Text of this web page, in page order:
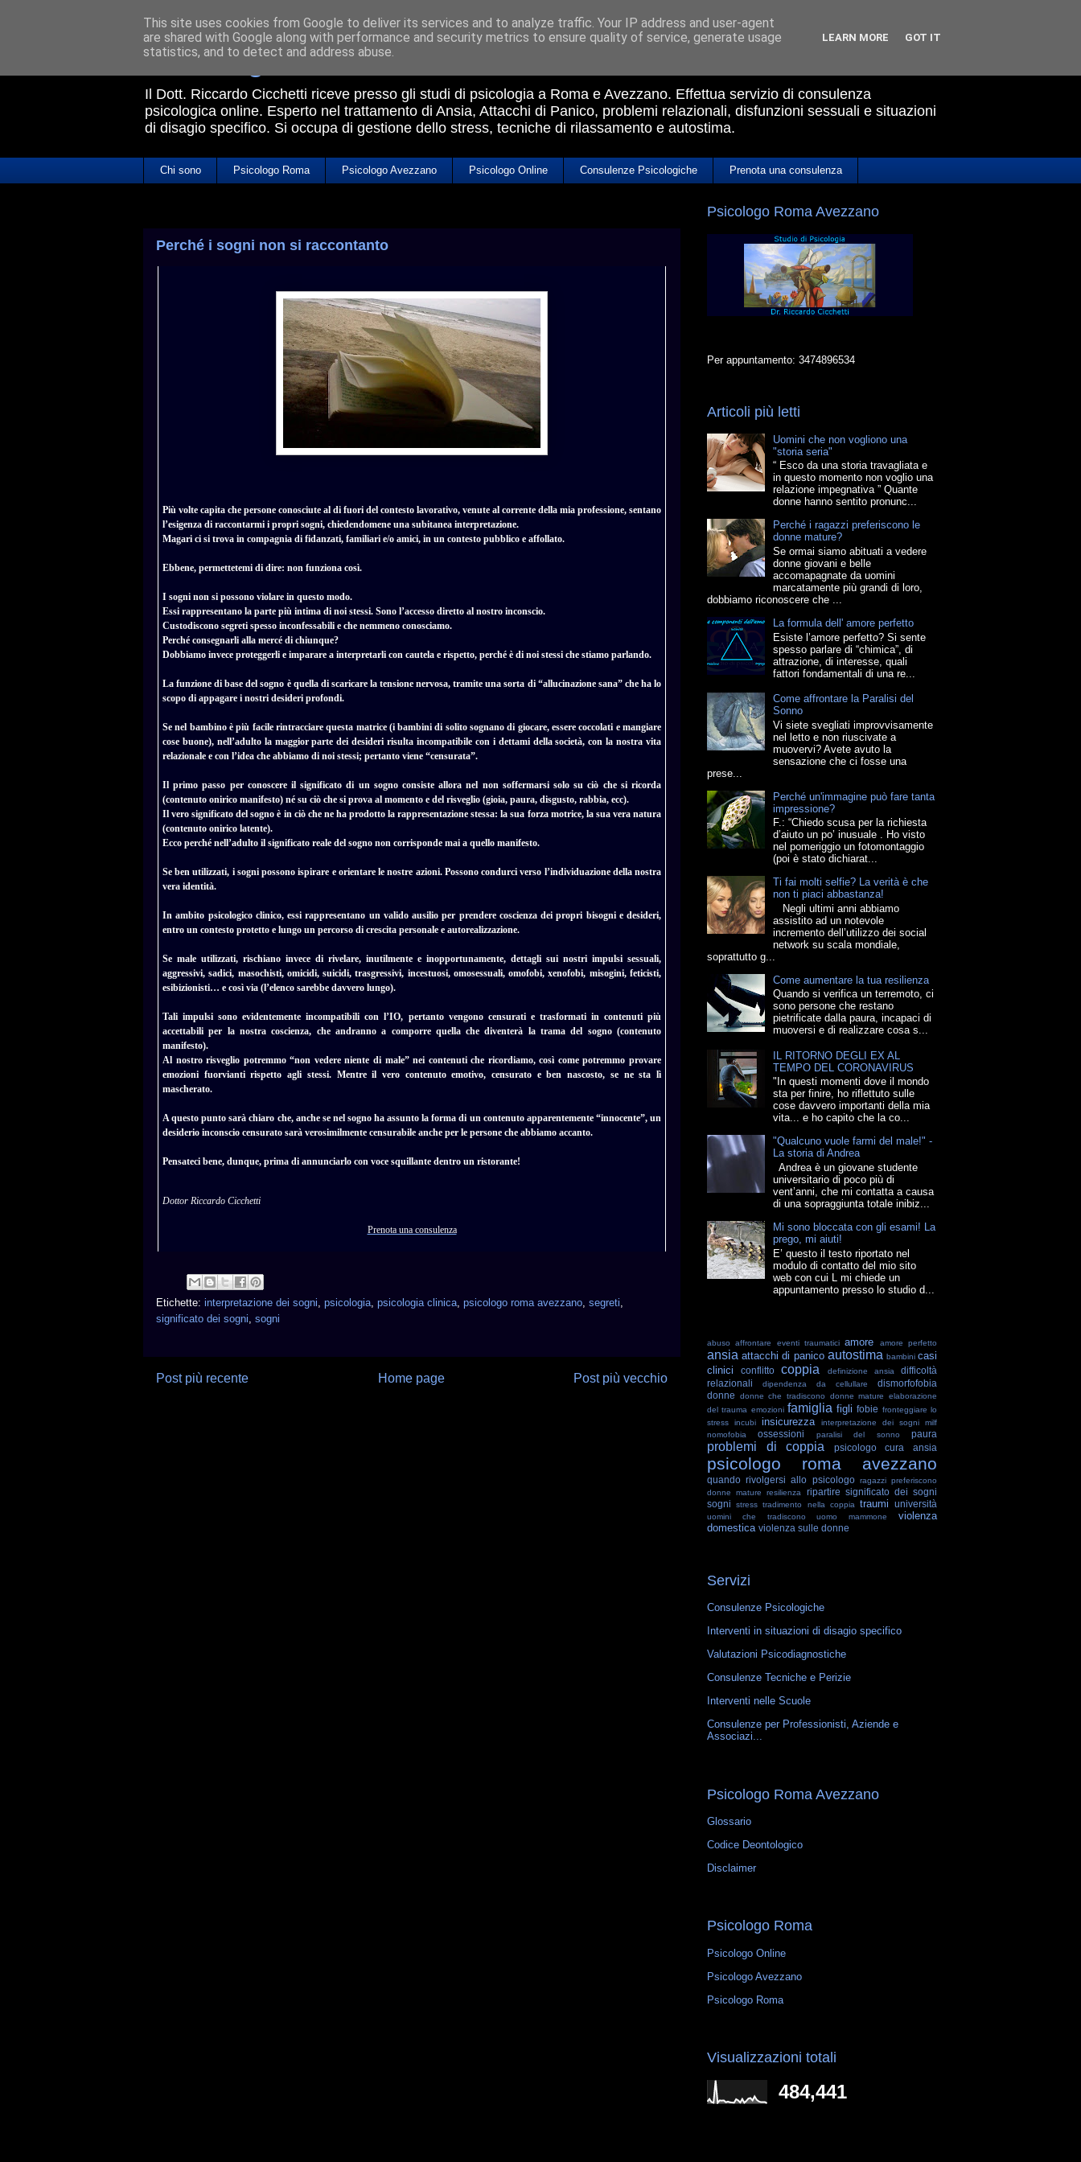
Psicologo Roma Avezzano
Il Dott. Riccardo Cicchetti riceve presso gli studi di psicologia a Roma e Avezzano. Effettua servizio di consulenza
psicologica online. Esperto nel trattamento di Ansia, Attacchi di Panico, problemi relazionali, disfunzioni sessuali e situazioni
di disagio specifico. Si occupa di gestione dello stress, tecniche di rilassamento e autostima.
Chi sono Psicologo Roma Psicologo Avezzano Psicologo Online Consulenze Psicologiche Prenota una consulenza
Perché i sogni non si raccontanto
Più volte capita che persone conosciute al di fuori del contesto lavorativo, venute al corrente della mia professione, sentano
l’esigenza di raccontarmi i propri sogni, chiedendomene una subitanea interpretazione.
Magari ci si trova in compagnia di fidanzati, familiari e/o amici, in un contesto pubblico e affollato.
Ebbene, permettetemi di dire: non funziona così.
I sogni non si possono violare in questo modo.
Essi rappresentano la parte più intima di noi stessi. Sono l’accesso diretto al nostro inconscio.
Custodiscono segreti spesso inconfessabili e che nemmeno conosciamo.
Perché consegnarli alla mercé di chiunque?
Dobbiamo invece proteggerli e imparare a interpretarli con cautela e rispetto, perché è di noi stessi che stiamo parlando.
La funzione di base del sogno è quella di scaricare la tensione nervosa, tramite una sorta di “allucinazione sana” che ha lo
scopo di appagare i nostri desideri profondi.
Se nel bambino è più facile rintracciare questa matrice (i bambini di solito sognano di giocare, essere coccolati e mangiare
cose buone), nell’adulto la maggior parte dei desideri risulta incompatibile con i dettami della società, con la nostra vita
relazionale e con l’idea che abbiamo di noi stessi; pertanto viene “censurata”.
Il primo passo per conoscere il significato di un sogno consiste allora nel non soffermarsi solo su ciò che si ricorda
(contenuto onirico manifesto) né su ciò che si prova al momento e del risveglio (gioia, paura, disgusto, rabbia, ecc).
Il vero significato del sogno è in ciò che ne ha prodotto la rappresentazione stessa: la sua forza motrice, la sua vera natura
(contenuto onirico latente).
Ecco perché nell’adulto il significato reale del sogno non corrisponde mai a quello manifesto.
Se ben utilizzati, i sogni possono ispirare e orientare le nostre azioni. Possono condurci verso l’individuazione della nostra
vera identità.
In ambito psicologico clinico, essi rappresentano un valido ausilio per prendere coscienza dei propri bisogni e desideri,
entro un contesto protetto e lungo un percorso di crescita personale e autorealizzazione.
Se male utilizzati, rischiano invece di rivelare, inutilmente e inopportunamente, dettagli sui nostri impulsi sessuali,
aggressivi, sadici, masochisti, omicidi, suicidi, trasgressivi, incestuosi, omosessuali, omofobi, xenofobi, misogini, feticisti,
esibizionisti… e così via (l’elenco sarebbe davvero lungo).
Tali impulsi sono evidentemente incompatibili con l’IO, pertanto vengono censurati e trasformati in contenuti più
accettabili per la nostra coscienza, che andranno a comporre quella che diventerà la trama del sogno (contenuto
manifesto).
Al nostro risveglio potremmo “non vedere niente di male” nei contenuti che ricordiamo, così come potremmo provare
emozioni fuorvianti rispetto agli stessi. Mentre il vero contenuto emotivo, censurato e ben nascosto, se ne sta lì
mascherato.
A questo punto sarà chiaro che, anche se nel sogno ha assunto la forma di un contenuto apparentemente “innocente”, un
desiderio inconscio censurato sarà verosimilmente censurabile anche per le persone che abbiamo accanto.
Pensateci bene, dunque, prima di annunciarlo con voce squillante dentro un ristorante!
Dottor Riccardo Cicchetti
Prenota una consulenza
Etichette: interpretazione dei sogni psicologia psicologia clinica psicologo roma avezzano segreti
significato dei sogni sogni
Post più recente Post più vecchio
Home page
Psicologo Roma Avezzano
Per appuntamento: 3474896534
Articoli più letti
Uomini che non vogliono una
"storia seria"
“ Esco da una storia travagliata e
in questo momento non voglio una
relazione impegnativa ” Quante
donne hanno sentito pronunc...
Perché i ragazzi preferiscono le
donne mature?
Se ormai siamo abituati a vedere
donne giovani e belle
accomapagnate da uomini
marcatamente più grandi di loro,
dobbiamo riconoscere che ...
La formula dell' amore perfetto
Esiste l’amore perfetto? Si sente
spesso parlare di “chimica”, di
attrazione, di interesse, quali
fattori fondamentali di una re...
Come affrontare la Paralisi del
Sonno
Vi siete svegliati improvvisamente
nel letto e non riuscivate a
muovervi? Avete avuto la
sensazione che ci fosse una
prese...
Perché un'immagine può fare tanta
impressione?
F.: “Chiedo scusa per la richiesta
d’aiuto un po’ inusuale . Ho visto
nel pomeriggio un fotomontaggio
(poi è stato dichiarat...
Ti fai molti selfie? La verità è che
non ti piaci abbastanza!
Negli ultimi anni abbiamo
assistito ad un notevole
incremento dell’utilizzo dei social
network su scala mondiale,
soprattutto g...
Come aumentare la tua resilienza
Quando si verifica un terremoto, ci
sono persone che restano
pietrificate dalla paura, incapaci di
muoversi e di realizzare cosa s...
IL RITORNO DEGLI EX AL
TEMPO DEL CORONAVIRUS
"In questi momenti dove il mondo
sta per finire, ho riflettuto sulle
cose davvero importanti della mia
vita... e ho capito che la co...
"Qualcuno vuole farmi del male!" -
La storia di Andrea
Andrea è un giovane studente
universitario di poco più di
vent’anni, che mi contatta a causa
di una sopraggiunta totale inibiz...
Mi sono bloccata con gli esami! La
prego, mi aiuti!
E’ questo il testo riportato nel
modulo di contatto del mio sito
web con cui L mi chiede un
appuntamento presso lo studio d...
abuso affrontare eventi traumatici amore amore perfetto
ansia attacchi di panico autostima bambini casi
clinici
conflitto coppia definizione ansia
difficoltà
relazionali
dipendenza da cellullare
dismorfofobia
donne
donne che tradiscono donne mature
elaborazione
del trauma emozioni famiglia figli fobie fronteggiare lo
stress
incubi insicurezza interpretazione dei sogni
milf
nomofobia
ossessioni paralisi del sonno paura
problemi di coppia psicologo cura ansia
psicologo roma avezzano
quando rivolgersi allo psicologo ragazzi preferiscono
donne mature
resilienza ripartire significato dei sogni
sogni
stress tradimento nella coppia traumi università
uomini che tradiscono uomo mammone
violenza
domestica violenza sulle donne
Servizi
Consulenze Psicologiche
Interventi in situazioni di disagio specifico
Valutazioni Psicodiagnostiche
Consulenze Tecniche e Perizie
Interventi nelle Scuole
Consulenze per Professionisti, Aziende e
Associazi...
Psicologo Roma Avezzano
Glossario
Codice Deontologico
Disclaimer
Psicologo Roma
Psicologo Online
Psicologo Avezzano
Psicologo Roma
Visualizzazioni totali
484,441
This site uses cookies from Google to deliver its services and to analyze traffic. Your IP address and user-agent
are shared with Google along with performance and security metrics to ensure quality of service, generate usage
statistics, and to detect and address abuse.
LEARN MORE GOT IT